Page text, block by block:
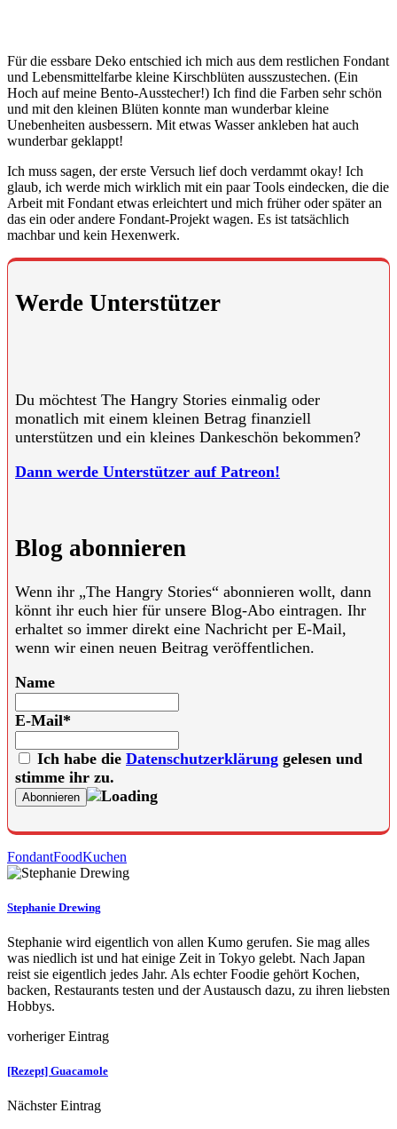
Für die essbare Deko entschied ich mich aus dem restlichen Fondant
und Lebensmittelfarbe kleine Kirschblüten ausszustechen. (Ein
Hoch auf meine Bento-Ausstecher!) Ich find die Farben sehr schön
und mit den kleinen Blüten konnte man wunderbar kleine
Unebenheiten ausbessern. Mit etwas Wasser ankleben hat auch
wunderbar geklappt!
Ich muss sagen, der erste Versuch lief doch verdammt okay! Ich
glaub, ich werde mich wirklich mit ein paar Tools eindecken, die die
Arbeit mit Fondant etwas erleichtert und mich früher oder später an
das ein oder andere Fondant-Projekt wagen. Es ist tatsächlich
machbar und kein Hexenwerk.
Werde Unterstützer
Du möchtest The Hangry Stories einmalig oder
monatlich mit einem kleinen Betrag finanziell
unterstützen und ein kleines Dankeschön bekommen?
Dann werde Unterstützer auf Patreon!
Blog abonnieren
Wenn ihr „The Hangry Stories“ abonnieren wollt, dann
könnt ihr euch hier für unsere Blog-Abo eintragen. Ihr
erhaltet so immer direkt eine Nachricht per E-Mail,
wenn wir einen neuen Beitrag veröffentlichen.
Name
E-Mail*
Ich habe die Datenschutzerklärung gelesen und
stimme ihr zu.
FondantFoodKuchen
Stephanie Drewing
Stephanie wird eigentlich von allen Kumo gerufen. Sie mag alles
was niedlich ist und hat einige Zeit in Tokyo gelebt. Nach Japan
reist sie eigentlich jedes Jahr. Als echter Foodie gehört Kochen,
backen, Restaurants testen und der Austausch dazu, zu ihren liebsten
Hobbys.
vorheriger Eintrag
[Rezept] Guacamole
Nächster Eintrag